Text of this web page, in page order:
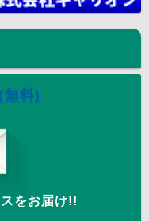
無料)
をお届け!!